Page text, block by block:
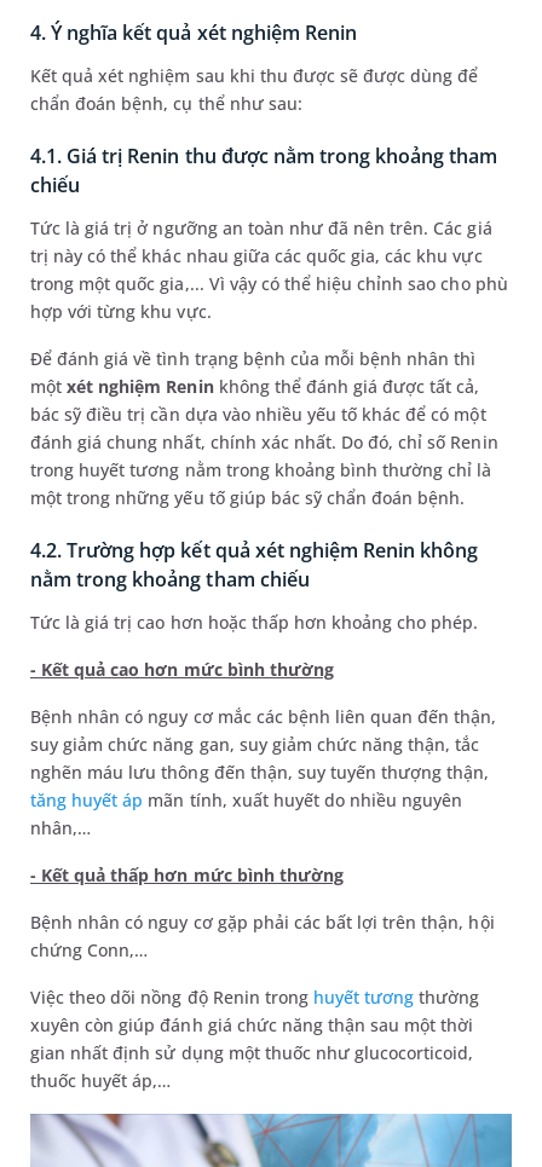
4. Ý nghĩa kết quả xét nghiệm Renin
Kết quả xét nghiệm sau khi thu được sẽ được dùng để
chẩn đoán bệnh, cụ thể như sau:
4.1. Giá trị Renin thu được nằm trong khoảng tham
chiếu
Tức là giá trị ở ngưỡng an toàn như đã nên trên. Các giá
trị này có thể khác nhau giữa các quốc gia, các khu vực
trong một quốc gia,... Vì vậy có thể hiệu chỉnh sao cho phù
hợp với từng khu vực.
Để đánh giá về tình trạng bệnh của mỗi bệnh nhân thì
mộtxét nghiệm Reninkhông thể đánh giá được tất cả,
bác sỹ điều trị cần dựa vào nhiều yếu tố khác để có một
đánh giá chung nhất, chính xác nhất. Do đó, chỉ số Renin
trong huyết tương nằm trong khoảng bình thường chỉ là
một trong những yếu tố giúp bác sỹ chẩn đoán bệnh.
4.2. Trường hợp kết quả xét nghiệm Renin không
nằm trong khoảng tham chiếu
Tức là giá trị cao hơn hoặc thấp hơn khoảng cho phép.
- Kết quả cao hơn mức bình thường
Bệnh nhân có nguy cơ mắc các bệnh liên quan đến thận,
suy giảm chức năng gan, suy giảm chức năng thận, tắc
nghẽn máu lưu thông đến thận, suy tuyến thượng thận,
tăng huyết áp mãn tính, xuất huyết do nhiều nguyên
nhân,…
- Kết quả thấp hơn mức bình thường
Bệnh nhân có nguy cơ gặp phải các bất lợi trên thận, hội
chứng Conn,…
Việc theo dõi nồng độ Renin trong huyết tương thường
xuyên còn giúp đánh giá chức năng thận sau một thời
gian nhất định sử dụng một thuốc như glucocorticoid,
thuốc huyết áp,…